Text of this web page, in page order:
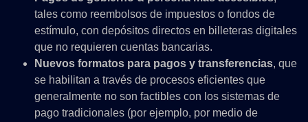
tales como reembolsos de impuestos o fondos de
estímulo, con depósitos directos en billeteras digitales
que no requieren cuentas bancarias.
Nuevos formatos para pagos y transferencias, que
se habilitan a través de procesos eficientes que
generalmente no son factibles con los sistemas de
pago tradicionales (por ejemplo, por medio de